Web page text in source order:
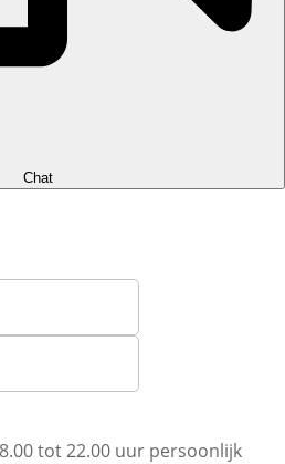
Chat
tot 22.00 uur persoonlijk